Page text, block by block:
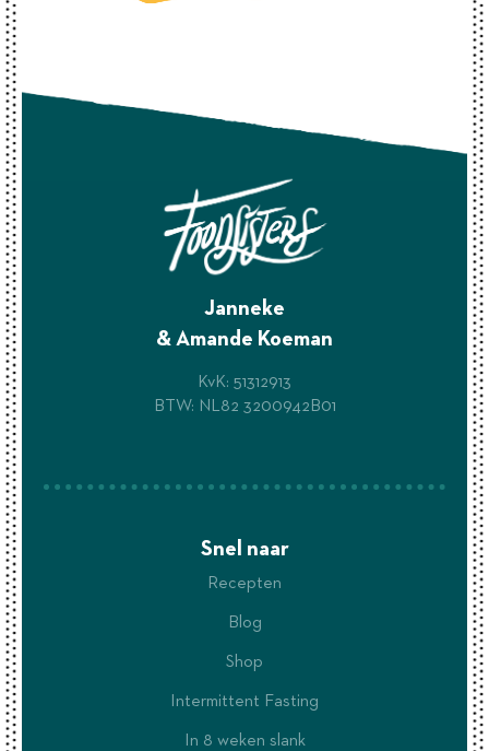
Janneke
& Amande Koeman
KvK: 51312913
BTW: NL82 3200942B01
Snel naar
Recepten
Blog
Shop
Intermittent Fasting
In 8 weken slank